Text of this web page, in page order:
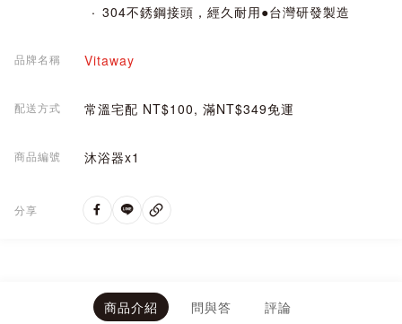
304不銹鋼接頭，經久耐用●台灣研發製造
品牌名稱 Vitaway
配送方式 常溫宅配 NT$100, 滿NT$349免運
商品編號 沐浴器x1
分享
商品介紹 問與答 評論